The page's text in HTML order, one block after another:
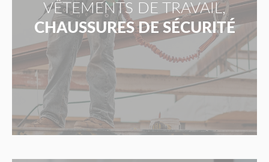
VÊTEMENTS DE TRAVAIL,
CHAUSSURES DE SÉCURITÉ